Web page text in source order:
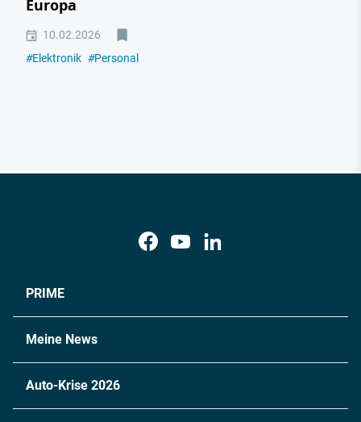
Europa
10.02.2026
#Elektronik #Personal
PRIME
Meine News
Auto-Krise 2026